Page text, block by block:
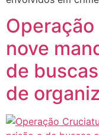
nove
de
de